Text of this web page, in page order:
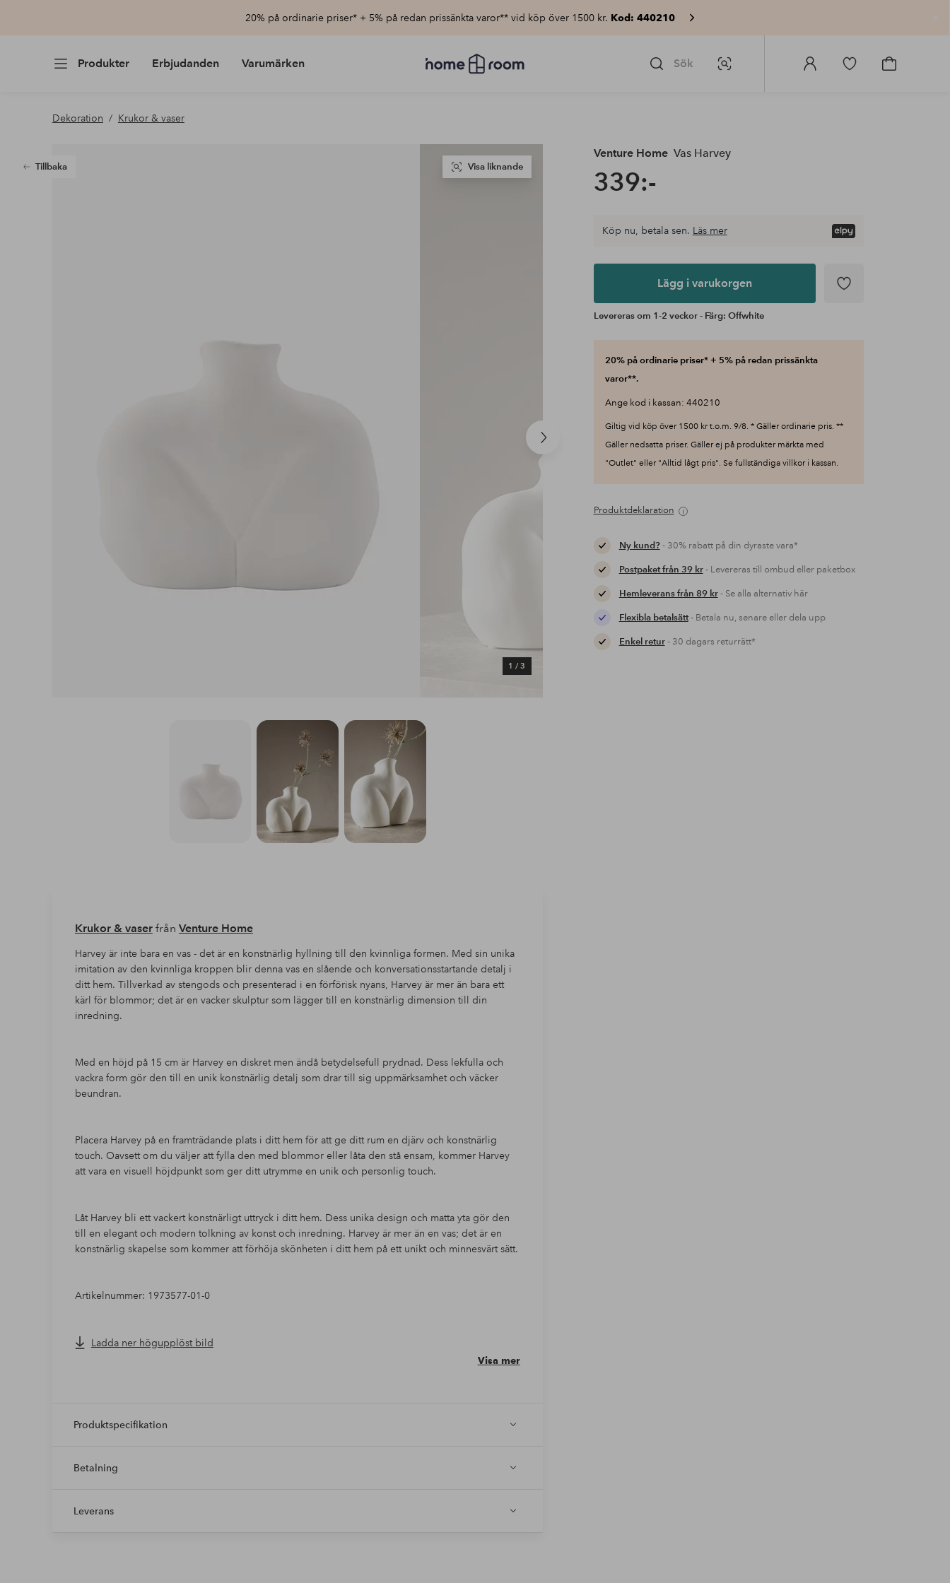
20% på ordinarie priser* + 5% på redan prissänkta varor** vid köp över 1500 kr. Kod: 440210
Produkter Erbjudanden Varumärken
Homeroom
–
pris
Sök Bildsök
Logga
Gå
Gå
Dekoration Krukor & vaser
Tillbaka
Nästa
produkt
1 / 3
Visa liknande
Venture Home Vas Harvey
339:-
Köp nu, betala sen. Läs mer
Lägg i varukorgen
Levereras om 1-2 veckor - Färg: Offwhite
20% på ordinarie priser* + 5% på redan prissänkta
varor**.
Ange kod i kassan: 440210
Giltig vid köp över 1500 kr t.o.m. 9/8. * Gäller ordinarie pris. **
Gäller nedsatta priser. Gäller ej på produkter märkta med
"Outlet" eller "Alltid lågt pris". Se fullständiga villkor i kassan.
Produktdeklaration
Ny kund?- 30% rabatt på din dyraste vara*
Postpaket från 39 kr- Levereras till ombud eller paketbox
Hemleverans från 89 kr- Se alla alternativ här
Flexibla betalsätt- Betala nu, senare eller dela upp
Enkel retur- 30 dagars returrätt*
Krukor & vaserfrån Venture Home
Harvey är inte bara en vas - det är en konstnärlig hyllning till den kvinnliga formen. Med sin unika
imitation av den kvinnliga kroppen blir denna vas en slående och konversationsstartande detalj i
ditt hem. Tillverkad av stengods och presenterad i en förförisk nyans, Harvey är mer än bara ett
kärl för blommor; det är en vacker skulptur som lägger till en konstnärlig dimension till din
inredning.
Med en höjd på 15 cm är Harvey en diskret men ändå betydelsefull prydnad. Dess lekfulla och
vackra form gör den till en unik konstnärlig detalj som drar till sig uppmärksamhet och väcker
beundran.
Placera Harvey på en framträdande plats i ditt hem för att ge ditt rum en djärv och konstnärlig
touch. Oavsett om du väljer att fylla den med blommor eller låta den stå ensam, kommer Harvey
att vara en visuell höjdpunkt som ger ditt utrymme en unik och personlig touch.
Låt Harvey bli ett vackert konstnärligt uttryck i ditt hem. Dess unika design och matta yta gör den
till en elegant och modern tolkning av konst och inredning. Harvey är mer än en vas; det är en
konstnärlig skapelse som kommer att förhöja skönheten i ditt hem på ett unikt och minnesvärt sätt.
Artikelnummer: 1973577-01-0
Ladda ner högupplöst bild
Visa mer
Produktspecifikation
Betalning
Leverans